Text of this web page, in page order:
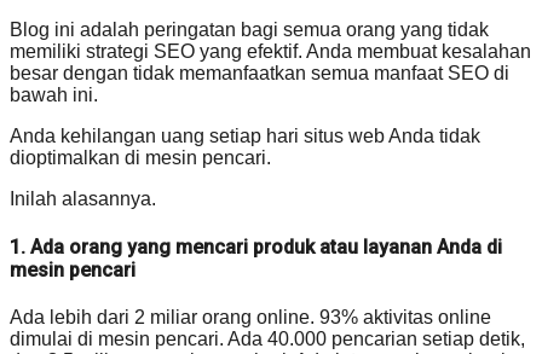
Blog ini adalah peringatan bagi semua orang yang tidak
memiliki strategi SEO yang efektif. Anda membuat kesalahan
besar dengan tidak memanfaatkan semua manfaat SEO di
bawah ini.
Anda kehilangan uang setiap hari situs web Anda tidak
dioptimalkan di mesin pencari.
Inilah alasannya.
1. Ada orang yang mencari produk atau layanan Anda di
mesin pencari
Ada lebih dari 2 miliar orang online. 93% aktivitas online
dimulai di mesin pencari. Ada 40.000 pencarian setiap detik,